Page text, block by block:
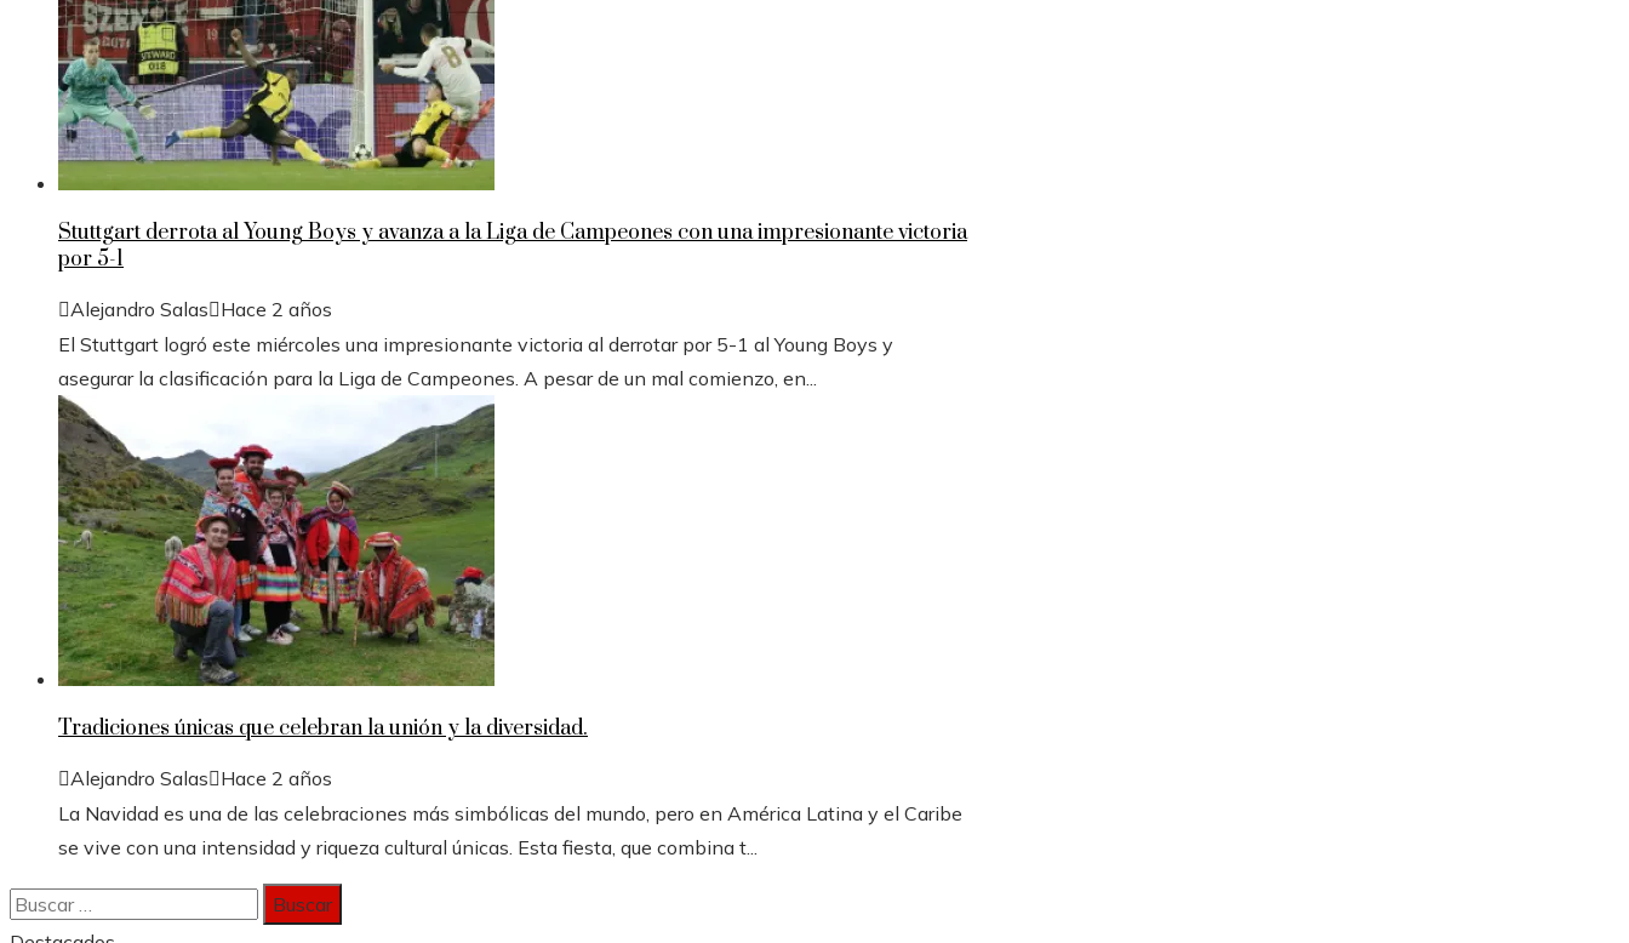
Stuttgart derrota al Young Boys y avanza a la Liga de Campeones con una impresionante victoria
por 5-1
Alejandro Salas Hace 2 años
El Stuttgart logró este miércoles una impresionante victoria al derrotar por 5-1 al Young Boys y
asegurar la clasificación para la Liga de Campeones. A pesar de un mal comienzo, en...
Tradiciones únicas que celebran la unión y la diversidad.
Alejandro Salas Hace 2 años
La Navidad es una de las celebraciones más simbólicas del mundo, pero en América Latina y el Caribe
se vive con una intensidad y riqueza cultural únicas. Esta fiesta, que combina t...
Buscar: